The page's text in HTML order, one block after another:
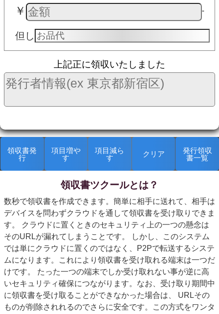
￥ ‐
但し
上記正に領収いたしました
領収書発
行
項目増や
す
項目減ら
す
クリア
発行領収
書一覧
kanryop
領収書ツクールとは？
数秒で領収書を作成できます。簡単に相手に送れて、相手は
デバイスを問わずクラウドを通して領収書を受け取りできま
す。 クラウドに置くときのセキュリティ上の一つの懸念は
そのURLが漏れてしまうことです。 しかし、このシステム
では単にクラウドに置くのではなく、P2Pで転送するシステ
ムになります。これにより領収書を受け取れる端末は一つだ
けです。 たった一つの端末でしか受け取れない事が逆に高
いセキュリティ確保につながります。なお、受け取り期間中
に領収書を受け取ることができなかった場合は、 URLその
ものが削除されれるのでさらに安全です。この方式をワンタ